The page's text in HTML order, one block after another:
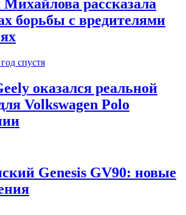
рассказала
борьбы с вредителями
спустя
оказался реальной
Volkswagen Polo
Genesis GV90: новые